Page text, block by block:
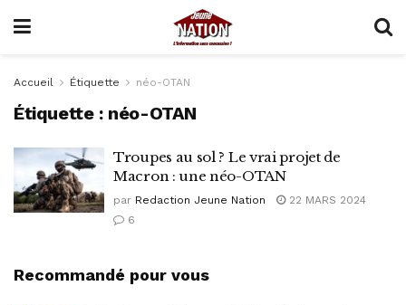
Accueil Étiquette néo-OTAN
Étiquette : néo-OTAN
Troupes au sol ? Le vrai projet de
Macron : une néo-OTAN
par Redaction Jeune Nation
22 MARS 2024
6
Recommandé pour vous